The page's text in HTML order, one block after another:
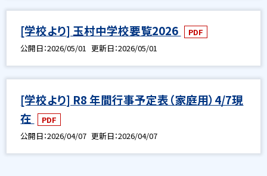
[学校より] 玉村中学校要覧2026
PDF
公開日 2026/05/01 更新日 2026/05/01
[学校より] R8 年間行事予定表（家庭用）4/7現
在
PDF
公開日 2026/04/07 更新日 2026/04/07